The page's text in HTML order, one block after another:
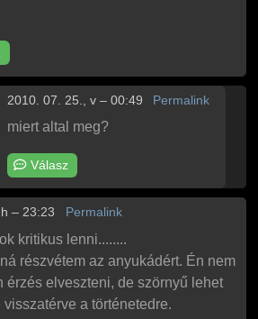
hát ez elég félelmetes
2010. 07. 25., v – 00:49 Permalink
miert altal meg?
Válasz
– 23:23 Permalink
kritikus lenni........
részvétem az anyukádért. Én nem
érzés elveszteni, de szörnyű lehet
a történetedre.